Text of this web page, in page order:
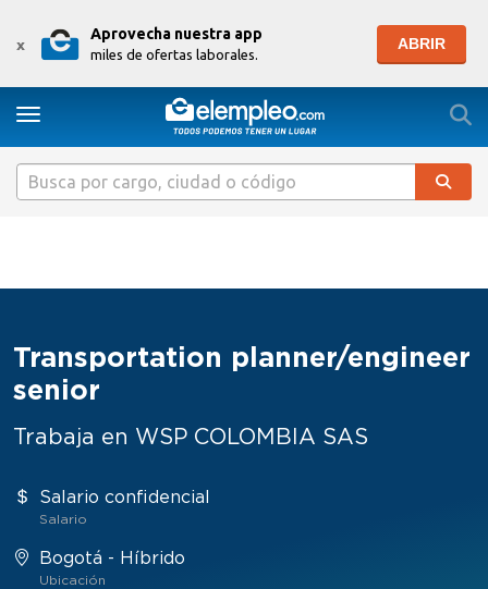
x
Aprovecha nuestra app
miles de ofertas laborales.
ABRIR
Toggle navigation
Transportation planner/engineer
senior
Trabaja en WSP COLOMBIA SAS
Salario confidencial
Salario
Bogotá - Híbrido
Ubicación